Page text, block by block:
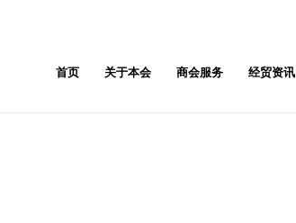
首页 关于本会 商会服务 经贸资讯